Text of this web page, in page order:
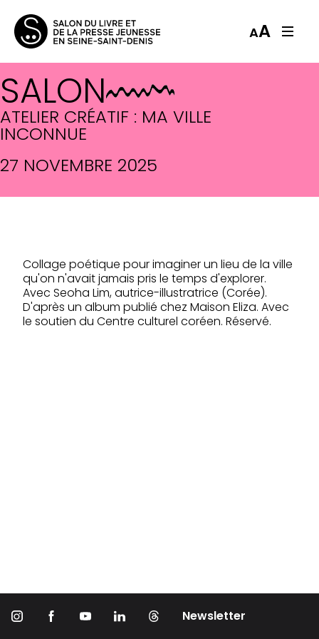
AA
SALON
ATELIER CRÉATIF : MA VILLE
INCONNUE
27 NOVEMBRE 2025
Collage poétique pour imaginer un lieu de la ville
qu'on n'avait jamais pris le temps d'explorer.
Avec Seoha Lim, autrice-illustratrice (Corée).
D'après un album publié chez Maison Eliza. Avec
le soutien du Centre culturel coréen. Réservé.
Newsletter